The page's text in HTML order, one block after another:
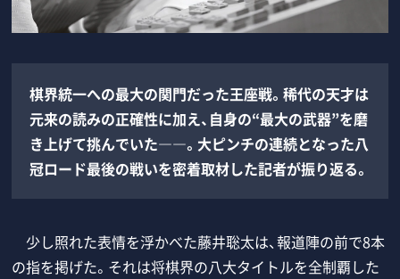
棋界統一への最大の関門だった王座戦。稀代の天才は
元来の読みの正確性に加え、自身の“最大の武器”を磨
き上げて挑んでいた――。大ピンチの連続となった八
冠ロード最後の戦いを密着取材した記者が振り返る。
少し照れた表情を浮かべた藤井聡太は、報道陣の前で8本
の指を掲げた。それは将棋界の八大タイトルを全制覇した